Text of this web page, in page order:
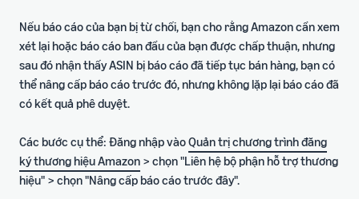
Nếu báo cáo của bạn bị từ chối, bạn cho rằng Amazon cần xem
xét lại hoặc báo cáo ban đầu của bạn được chấp thuận, nhưng
sau đó nhận thấy ASIN bị báo cáo đã tiếp tục bán hàng, bạn có
thể nâng cấp báo cáo trước đó, nhưng không lặp lại báo cáo đã
có kết quả phê duyệt.
Các bước cụ thể: Đăng nhập vàoQuản trị chương trình đăng
ký thương hiệu Amazon > chọn "Liên hệ bộ phận hỗ trợ thương
hiệu" > chọn "Nâng cấp báo cáo trước đây".